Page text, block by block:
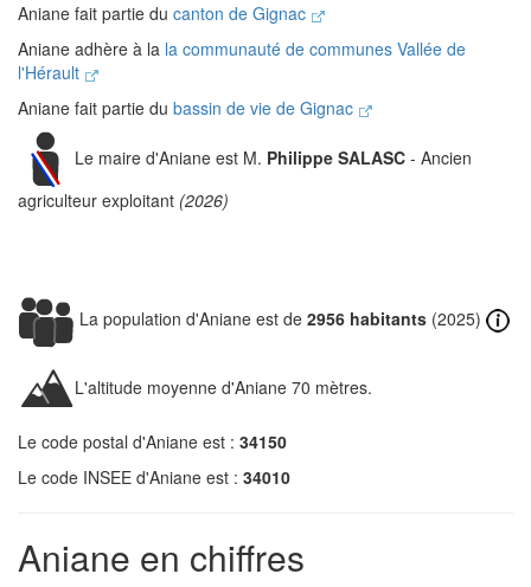
Aniane fait partie du canton de Gignac
Aniane adhère à la la communauté de communes Vallée de
l'Hérault
Aniane fait partie du bassin de vie de Gignac
Le maire d'Aniane est M. Philippe SALASC - Ancien
agriculteur exploitant (2026)
La population d'Aniane est de 2956 habitants (2025)
L'altitude moyenne d'Aniane 70 mètres.
Le code postal d'Aniane est : 34150
Le code INSEE d'Aniane est : 34010
Aniane en chiffres